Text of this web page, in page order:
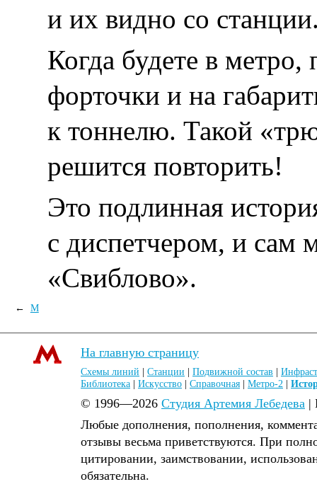
и их видно со
Когда будете в метро,
форточки и на
к тоннелю. Такой
решится повторить!
Это подлинная
с диспетчером, и сам
«Свиблово».
← М
На главную страницу
Схемы линий Станции Подвижной состав
Библиотека
Искусство Справочная Метро-2
© 1996—2026 Студия Артемия Лебедева |
Любые дополнения, пополнения,
отзывы весьма приветствуются. При
цитировании, заимствовании,
обязательна.